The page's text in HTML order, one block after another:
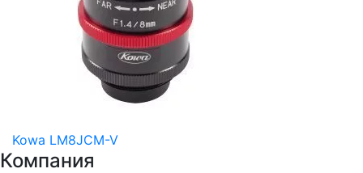
Kowa LM8JCM-V
Компания